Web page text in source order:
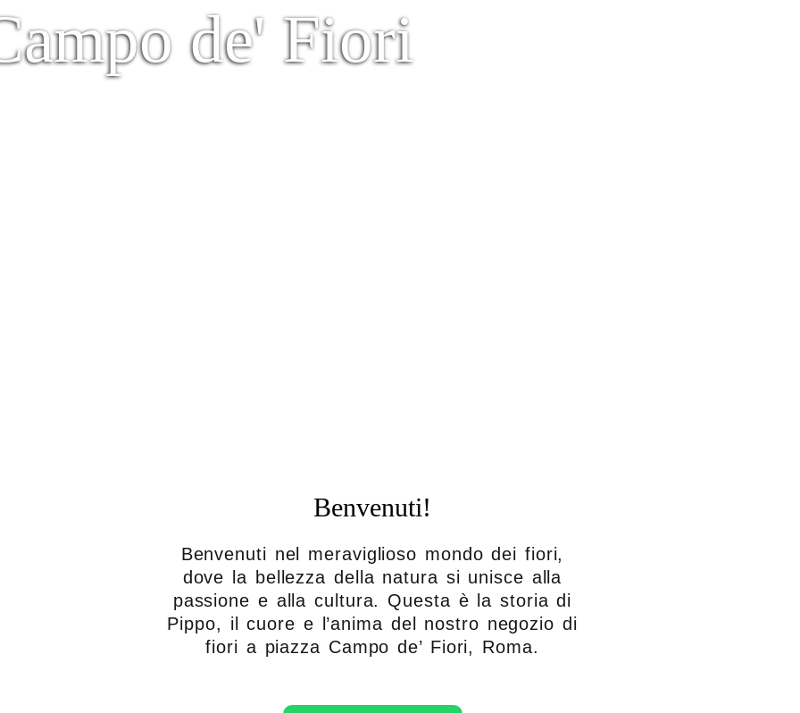
de' Fiori
Benvenuti!
Benvenuti nel meraviglioso mondo dei fiori,
dove la bellezza della natura si unisce alla
passione e alla cultura. Questa è la storia di
Pippo, il cuore e l’anima del nostro negozio di
fiori a piazza Campo de’ Fiori, Roma.